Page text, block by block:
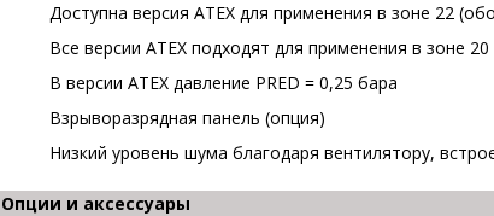
Доступна версия ATEX для применения в зоне 22
Все версии ATEX подходят для применения в зоне
В версии АТЕХ давление PRED = 0,25 бара
Взрыворазрядная панель (опция)
Низкий уровень шума благодаря вентилятору,
Опции и аксессуары